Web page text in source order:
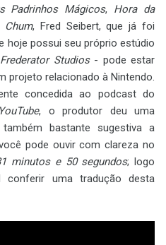
Padrinhos Mágicos, Hora da
Chum, Fred Seibert, que já foi
hoje possui seu próprio estúdio
Frederator Studios- pode estar
projeto relacionado à Nintendo.
concedida ao podcast do
YouTube, o produtor deu uma
bastante sugestiva a
pode ouvir com clareza no
minutos e 50 segundos; logo
uma tradução desta